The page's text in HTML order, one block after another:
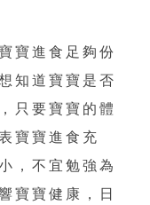
寶進食足夠份
知道寶寶是否
只要寶寶的體
寶寶進食充
，不宜勉強為
寶寶健康，日